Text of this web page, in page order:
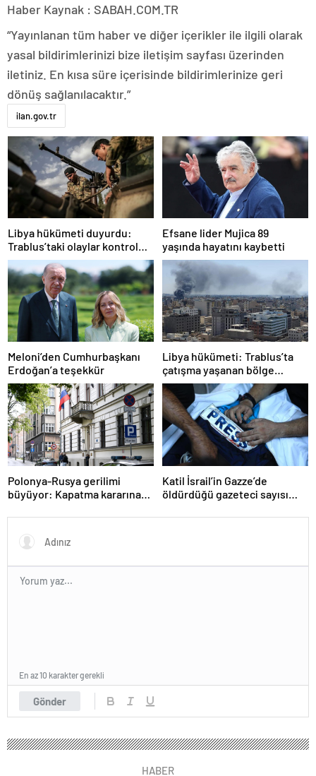
Haber Kaynak : SABAH.COM.TR
“Yayınlanan tüm haber ve diğer içerikler ile ilgili olarak
yasal bildirimlerinizi bize iletişim sayfası üzerinden
iletiniz. En kısa süre içerisinde bildirimlerinize geri
dönüş sağlanılacaktır.”
ilan.gov.tr
Libya hükümeti duyurdu:
Trablus’taki olaylar kontrol
altında
Efsane lider Mujica 89
yaşında hayatını kaybetti
Meloni’den Cumhurbaşkanı
Erdoğan’a teşekkür
Libya hükümeti: Trablus’ta
çatışma yaşanan bölge
kontrol altında
Polonya-Rusya gerilimi
büyüyor: Kapatma kararına
Katil İsrail’in Gazze’de
öldürdüğü gazeteci sayısı
Gönder
En az 10 karakter gerekli
HABER